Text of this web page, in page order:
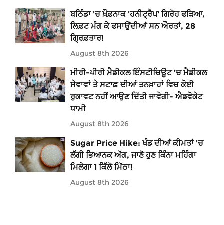
ਬਠਿੰਡਾ 'ਚ ਖ਼ੌਫ਼ਨਾਕ 'ਹਨੀਟ੍ਰੈਪ' ਗਿਰੋਹ ਫੜਿਆ,
ਲਿਫ਼ਟ ਮੰਗ ਕੇ ਫਸਾਉਂਦੀਆਂ ਸਨ ਔਰਤਾਂ, 28
ਗ੍ਰਿਫ਼ਤਾਰ!
August 8th 2026
ਮੀਰੀ-ਪੀਰੀ ਮੈਡੀਕਲ ਇੰਸਟੀਚਿਊਟ ’ਚ ਮੈਡੀਕਲ
ਸੇਵਾਵਾਂ ਤੇ ਸਟਾਫ਼ ਦੀਆਂ ਤਨਖ਼ਾਹਾਂ ਵਿਚ ਕੋਈ
ਰੁਕਾਵਟ ਨਹੀਂ ਆਉਣ ਦਿੱਤੀ ਜਾਵੇਗੀ- ਐਡਵੋਕੇਟ
ਧਾਮੀ
August 8th 2026
Sugar Price Hike: ਖੰਡ ਦੀਆਂ ਕੀਮਤਾਂ 'ਚ
ਲੱਗੀ ਭਿਆਨਕ ਅੱਗ, ਜਾਣੋ ਹੁਣ ਕਿੰਨਾ ਮਹਿੰਗਾ
ਮਿਲੇਗਾ 1 ਕਿੱਲੋ ਮਿੱਠਾ!
August 8th 2026